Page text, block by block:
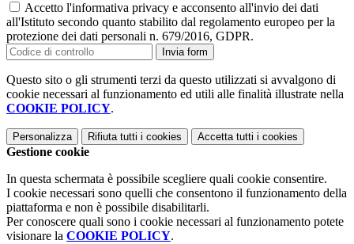
Accetto l'informativa privacy e acconsento all'invio dei dati
all'Istituto secondo quanto stabilito dal regolamento europeo per la
protezione dei dati personali n. 679/2016, GDPR.
Invia form
Questo sito o gli strumenti terzi da questo utilizzati si avvalgono di
cookie necessari al funzionamento ed utili alle finalità illustrate nella
COOKIE POLICY.
Personalizza Rifiuta tutti i cookies Accetta tutti i cookies
Gestione cookie
In questa schermata è possibile scegliere quali cookie consentire.
I cookie necessari sono quelli che consentono il funzionamento della
piattaforma e non è possibile disabilitarli.
Per conoscere quali sono i cookie necessari al funzionamento potete
visionare la COOKIE POLICY.